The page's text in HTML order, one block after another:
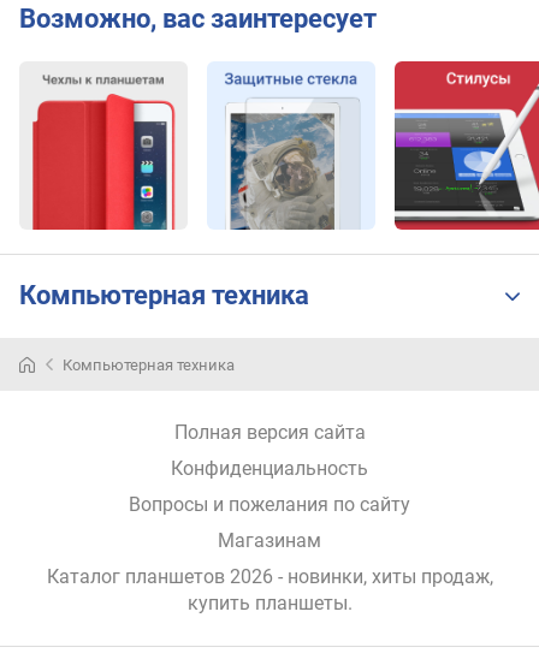
)
G
e
n
c
(
o
а
Возможно, вас заинтересует
Компьютерная техника
Компьютерная техника
Полная версия сайта
Конфиденциальность
Вопросы и пожелания по сайту
Магазинам
Каталог планшетов 2026 - новинки, хиты продаж,
купить планшеты.